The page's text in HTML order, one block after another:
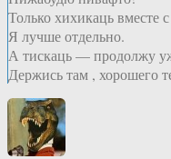
Только хихикаць вместе
Я лучше отдельно.
А тискаць — продолжу
Держись там , хорошего